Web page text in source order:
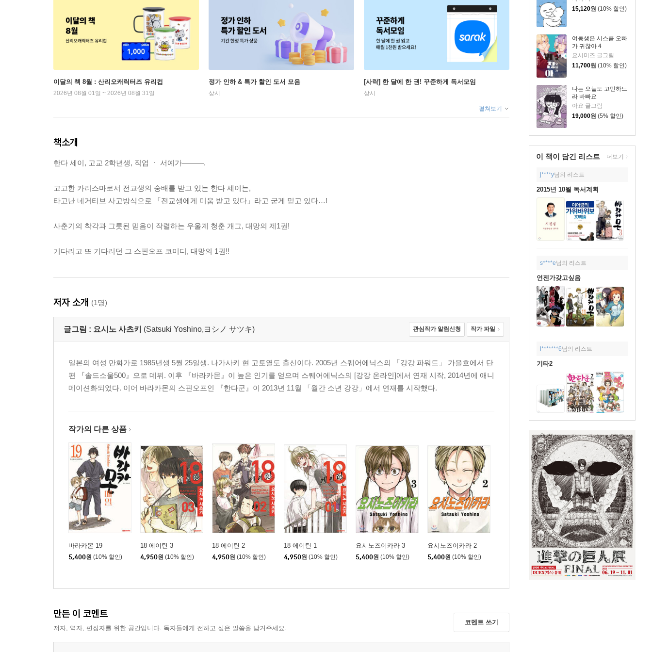
15,120원 (10% 할인)
여동생은 시스콤 오빠
가 귀찮아 4
요시미즈 글그림
11,700원 (10% 할인)
나는 오늘도 고민하느
라 바빠요
아요 글그림
19,000원 (5% 할인)
이 책이 담긴 리스트 더보기
j****y님의 리스트
2015년 10월 독서계획
s****e님의 리스트
언젠가갖고싶음
l*******6님의 리스트
기타2
이달의 책 8월 : 산리오캐릭터즈 유리컵
2026년 08월 01일 ~ 2026년 08월 31일
정가 인하 & 특가 할인 도서 모음
상시
[사락] 한 달에 한 권! 꾸준하게 독서모임
상시
펼쳐보기
책소개
한다 세이, 고교 2학년생, 직업 ㆍ 서예가―――.
고고한 카리스마로서 전교생의 숭배를 받고 있는 한다 세이는,
타고난 네거티브 사고방식으로 「전교생에게 미움 받고 있다」라고 굳게 믿고 있다…!
사춘기의 착각과 그릇된 믿음이 작렬하는 우울계 청춘 개그, 대망의 제1권!
기다리고 또 기다리던 그 스핀오프 코미디, 대망의 1권!!
저자 소개 (1명)
글그림 : 요시노 사츠키 (Satsuki Yoshino,ヨシノ サツキ) 관심작가 알림신청 작가 파일
일본의 여성 만화가로 1985년생 5월 25일생. 나가사키 현 고토열도 출신이다. 2005년 스퀘어에닉스의 「강강 파워드」 가을호에서 단
편 『솔드소울500』으로 데뷔. 이후 『바라카몬』이 높은 인기를 얻으며 스퀘어에닉스의 [강강 온라인]에서 연재 시작, 2014년에 애니
메이션화되었다. 이어 바라카몬의 스핀오프인 『한다군』이 2013년 11월 「월간 소년 강강」에서 연재를 시작했다.
작가의 다른 상품
바라카몬 19
5,400원 (10% 할인)
18 에이틴 3
4,950원 (10% 할인)
18 에이틴 2
4,950원 (10% 할인)
18 에이틴 1
4,950원 (10% 할인)
요시노즈이카라 3
5,400원 (10% 할인)
요시노즈이카라 2
5,400원 (10% 할인)
만든 이 코멘트
저자, 역자, 편집자를 위한 공간입니다. 독자들에게 전하고 싶은 말씀을 남겨주세요.
코멘트 쓰기